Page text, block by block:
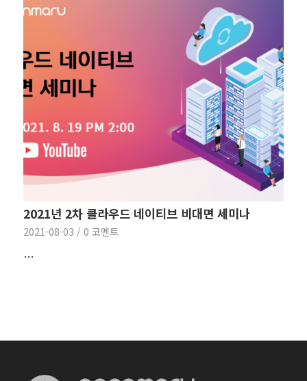
2021년 2차 클라우드 네이티브 비대면 세미나
2021-08-03 / 0 코멘트
…